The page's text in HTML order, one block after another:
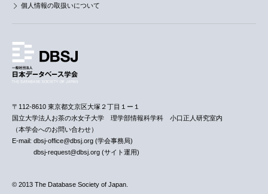
個人情報の取扱いについて
〒112-8610 東京都文京区大塚２丁目１ー１
国立大学法人お茶の水女子大学 理学部情報科学科 小口正人研究室内
（本学会へのお問い合わせ）
E-mail: dbsj-office@dbsj.org (学会事務局)
dbsj-request@dbsj.org (サイト運用)
© 2013 The Database Society of Japan.